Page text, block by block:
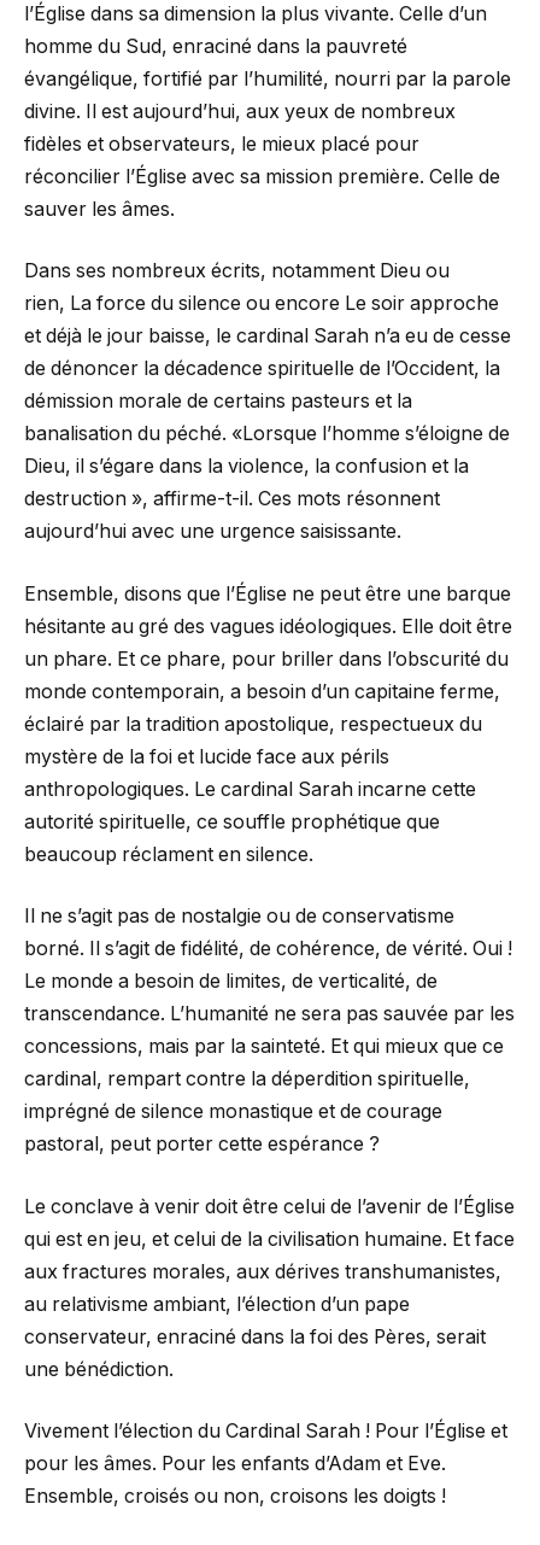
l’Église dans sa dimension la plus vivante. Celle d’un
homme du Sud, enraciné dans la pauvreté
évangélique, fortifié par l’humilité, nourri par la parole
divine. Il est aujourd’hui, aux yeux de nombreux
fidèles et observateurs, le mieux placé pour
réconcilier l’Église avec sa mission première. Celle de
sauver les âmes.
Dans ses nombreux écrits, notamment Dieu ou
rien, La force du silence ou encore Le soir approche
et déjà le jour baisse, le cardinal Sarah n’a eu de cesse
de dénoncer la décadence spirituelle de l’Occident, la
démission morale de certains pasteurs et la
banalisation du péché. «Lorsque l’homme s’éloigne de
Dieu, il s’égare dans la violence, la confusion et la
destruction », affirme-t-il. Ces mots résonnent
aujourd’hui avec une urgence saisissante.
Ensemble, disons que l’Église ne peut être une barque
hésitante au gré des vagues idéologiques. Elle doit être
un phare. Et ce phare, pour briller dans l’obscurité du
monde contemporain, a besoin d’un capitaine ferme,
éclairé par la tradition apostolique, respectueux du
mystère de la foi et lucide face aux périls
anthropologiques. Le cardinal Sarah incarne cette
autorité spirituelle, ce souffle prophétique que
beaucoup réclament en silence.
Il ne s’agit pas de nostalgie ou de conservatisme
borné. Il s’agit de fidélité, de cohérence, de vérité. Oui !
Le monde a besoin de limites, de verticalité, de
transcendance. L’humanité ne sera pas sauvée par les
concessions, mais par la sainteté. Et qui mieux que ce
cardinal, rempart contre la déperdition spirituelle,
imprégné de silence monastique et de courage
pastoral, peut porter cette espérance ?
Le conclave à venir doit être celui de l’avenir de l’Église
qui est en jeu, et celui de la civilisation humaine. Et face
aux fractures morales, aux dérives transhumanistes,
au relativisme ambiant, l’élection d’un pape
conservateur, enraciné dans la foi des Pères, serait
une bénédiction.
Vivement l’élection du Cardinal Sarah ! Pour l’Église et
pour les âmes. Pour les enfants d’Adam et Eve.
Ensemble, croisés ou non, croisons les doigts !